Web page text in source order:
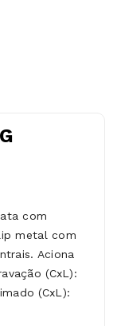
com
metal com
Aciona
(CxL):
(CxL):